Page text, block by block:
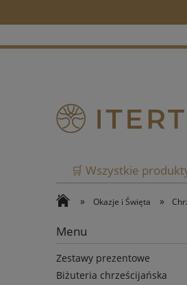
🛒 Wszystkie
» Okazje i Święta »
Menu
Zestawy prezentowe
Biżuteria chrześcijańska